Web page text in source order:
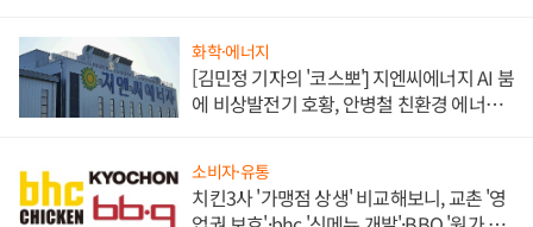
화학·에너지
[김민정 기자의 '코스뽀'] 지엔씨에너지 AI 붐
에 비상발전기 호황, 안병철 친환경 에너지
소비자·유통
치킨3사 '가맹점 상생' 비교해보니, 교촌 '영